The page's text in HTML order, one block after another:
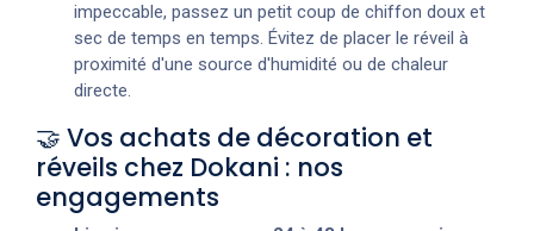
impeccable, passez un petit coup de chiffon doux et
sec de temps en temps. Évitez de placer le réveil à
proximité d'une source d'humidité ou de chaleur
directe.
🤝 Vos achats de décoration et
réveils chez Dokani : nos
engagements